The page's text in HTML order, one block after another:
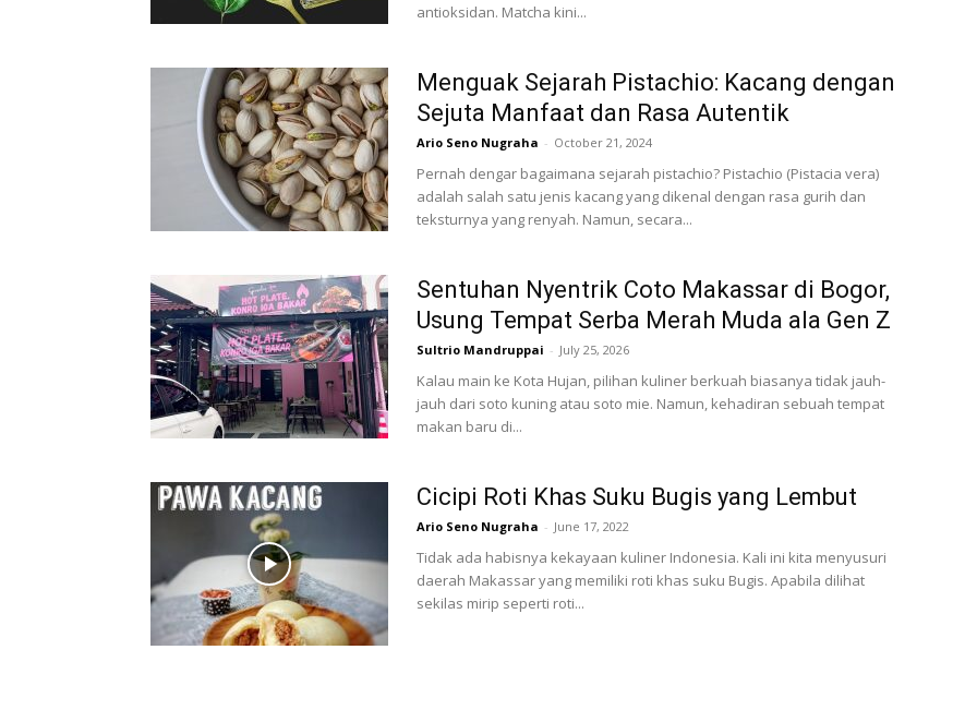
antioksidan. Matcha kini...
Menguak Sejarah Pistachio: Kacang dengan
Sejuta Manfaat dan Rasa Autentik
Ario Seno Nugraha - October 21, 2024
Pernah dengar bagaimana sejarah pistachio? Pistachio (Pistacia vera)
adalah salah satu jenis kacang yang dikenal dengan rasa gurih dan
teksturnya yang renyah. Namun, secara...
Sentuhan Nyentrik Coto Makassar di Bogor,
Usung Tempat Serba Merah Muda ala Gen Z
Sultrio Mandruppai - July 25, 2026
Kalau main ke Kota Hujan, pilihan kuliner berkuah biasanya tidak jauh-
jauh dari soto kuning atau soto mie. Namun, kehadiran sebuah tempat
makan baru di...
Cicipi Roti Khas Suku Bugis yang Lembut
Ario Seno Nugraha - June 17, 2022
Tidak ada habisnya kekayaan kuliner Indonesia. Kali ini kita menyusuri
daerah Makassar yang memiliki roti khas suku Bugis. Apabila dilihat
sekilas mirip seperti roti...